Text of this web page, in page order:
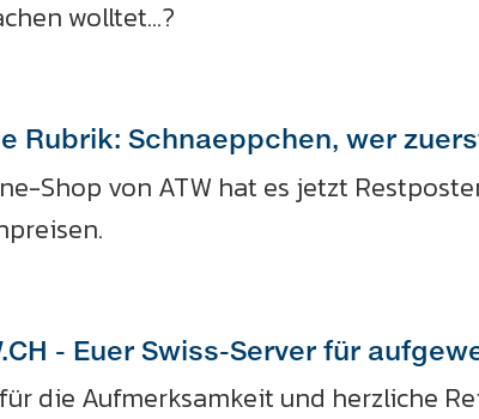
wolltet...?
Rubrik: Schnaeppchen, wer
Shop von ATW hat es jetzt
- Euer Swiss-Server für
die Aufmerksamkeit und herzliche